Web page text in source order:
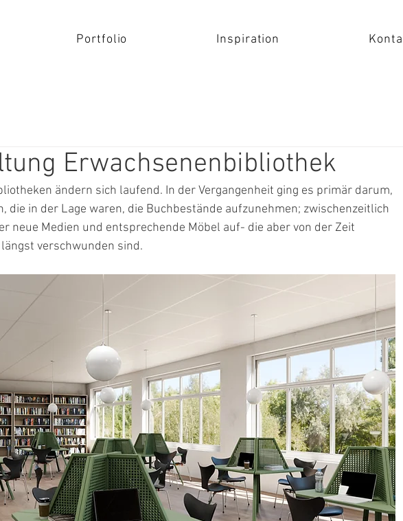
Portfolio Inspiration
Erwachsenenbibliothek
ändern sich laufend. In der Vergangenheit ging es primär darum,
die in der Lage waren, die Buchbestände aufzunehmen; zwischenzeitlich
neue Medien und entsprechende Möbel auf- die aber von der Zeit
verschwunden sind.